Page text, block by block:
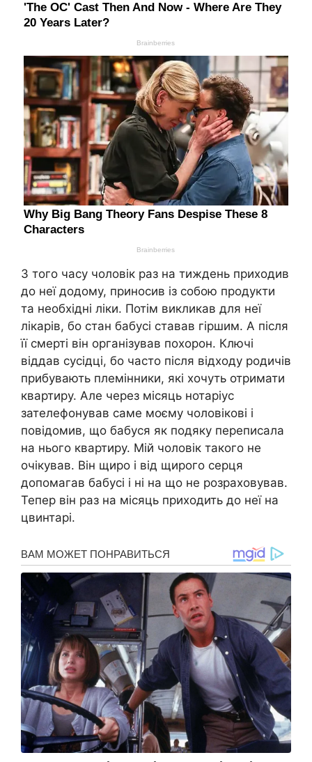
З того часу чоловік раз на тиждень приходив
до неї додому, приносив із собою продукти
та необхідні ліки. Потім викликав для неї
лікарів, бо стан бабусі ставав гіршим. А після
її смерті він організував похорон. Ключі
віддав сусідці, бо часто після відходу родичів
прибувають племінники, які хочуть отримати
квартиру. Але через місяць нотаріус
зателефонував саме моєму чоловікові і
повідомив, що бабуся як подяку переписала
на нього квартиру. Мій чоловік такого не
очікував. Він щиро і від щирого серця
допомагав бабусі і ні на що не розраховував.
Тепер він раз на місяць приходить до неї на
цвинтарі.